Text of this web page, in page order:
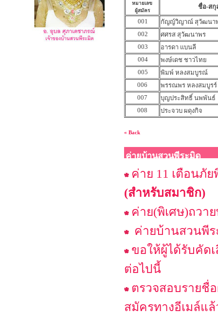
หมายเลข
ผู้สมัคร
ชื่อ-สกุ
001
กัญญ์วิญาณ์ สุวัฒนา
002
ศศรส สุวัฒนาพร
003
อารดา แบนลี
004
พงษ์เดช ชาวไทย
005
พิมพ์ หลงสมบูรณ์
006
พรรณพร หลงสมบูรร์
007
บุญประสิทธิ์ นพพันธ์
008
ประจวบ ผดุงกิจ
« Back
ค่ายบ้านสวนพีระมิด
ค่าย 11 เตือนภั
(สำหรับสมาชิก)
ค่าย(พิเศษ)ถวา
ค่ายบ้านสวนพีร
ขอให้ผู้ได้รับคัด
ต่อไปนี้
ตรวจสอบรายชื่
สมัครทางอีเมล์แล้